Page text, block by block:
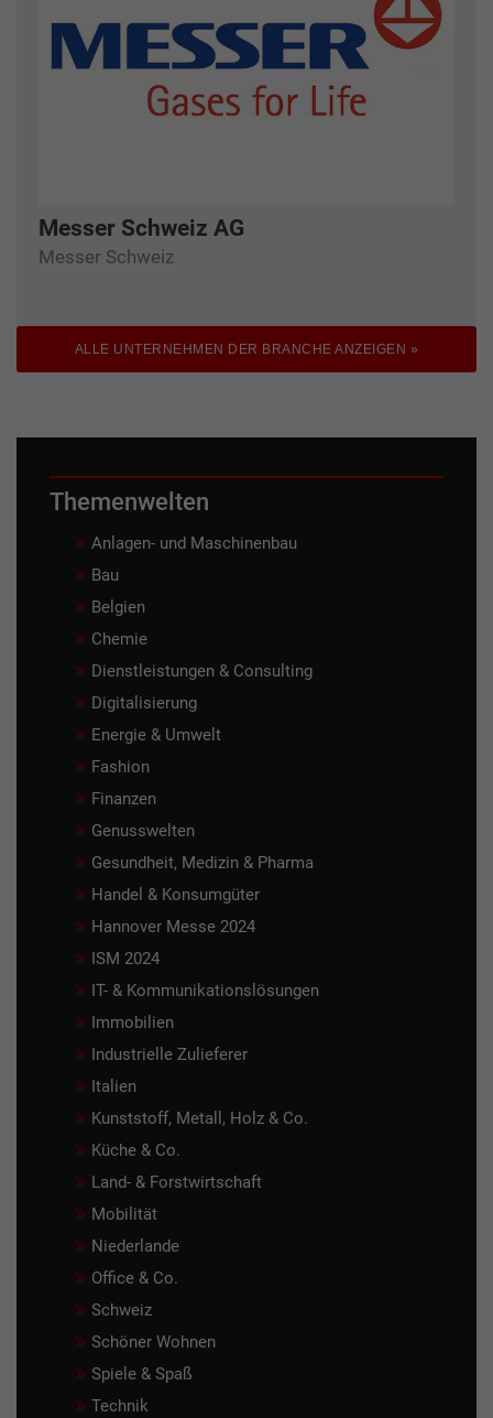
Messer Schweiz AG
Messer Schweiz
ALLE UNTERNEHMEN DER BRANCHE ANZEIGEN »
Themenwelten
Anlagen- und Maschinenbau
Bau
Belgien
Chemie
Dienstleistungen & Consulting
Digitalisierung
Energie & Umwelt
Fashion
Finanzen
Genusswelten
Gesundheit, Medizin & Pharma
Handel & Konsumgüter
Hannover Messe 2024
ISM 2024
IT- & Kommunikationslösungen
Immobilien
Industrielle Zulieferer
Italien
Kunststoff, Metall, Holz & Co.
Küche & Co.
Land- & Forstwirtschaft
Mobilität
Niederlande
Office & Co.
Schweiz
Schöner Wohnen
Spiele & Spaß
Technik